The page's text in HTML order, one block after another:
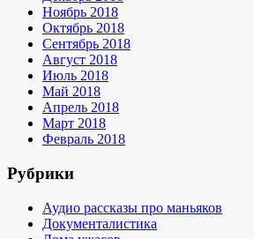
Ноябрь 2018
Октябрь 2018
Сентябрь 2018
Август 2018
Июль 2018
Май 2018
Апрель 2018
Март 2018
Февраль 2018
Рубрики
Аудио рассказы про маньяков
Документалистика